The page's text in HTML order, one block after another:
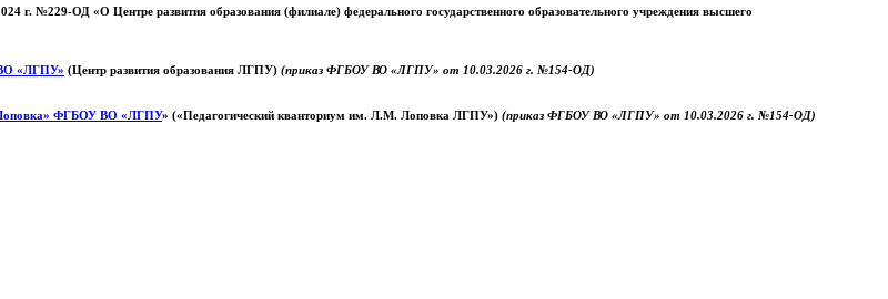
г. №229-ОД «О Центре развития образования (филиале) федерального государственного образовательного учреждения высшего
ВО «ЛГПУ» (Центр развития образования ЛГПУ) (приказ ФГБОУ ВО «ЛГПУ» от 10.03.2026 г. №154-ОД)
ФГБОУ ВО «ЛГПУ» («Педагогический кванториум им. Л.М. Лоповка ЛГПУ») (приказ ФГБОУ ВО «ЛГПУ» от 10.03.2026 г. №154-ОД)